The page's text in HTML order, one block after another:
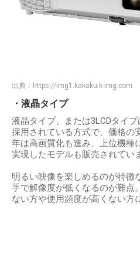
出典： https://img1.kakaku.k-img.com
・液晶タイプ
液晶タイプ、または3LCDタイ
採用されている方式で、価格の
年は高画質化も進み、上位機種
実現したモデルも販売されてい
明るい映像を楽しめるのが特徴
手で解像度が低くなるのが難点
ない方や使用頻度が高くない方